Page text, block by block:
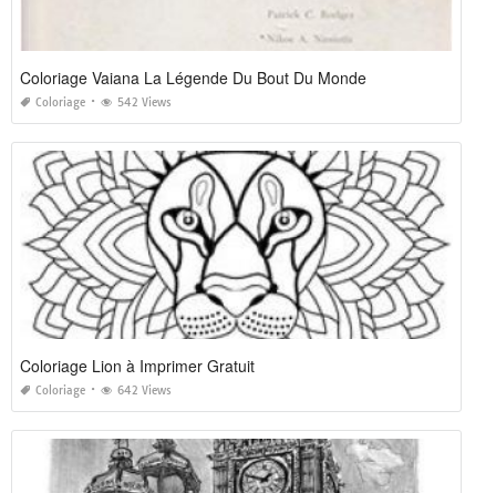
Coloriage Vaiana La Légende Du Bout Du Monde
Coloriage 542 Views
Coloriage Lion à Imprimer Gratuit
Coloriage 642 Views